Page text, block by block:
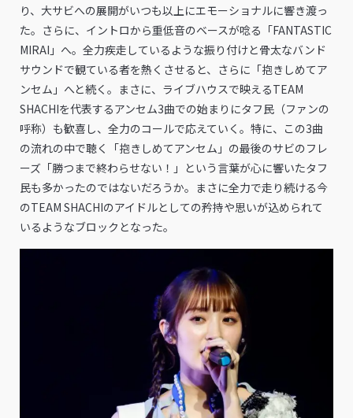
り、大サビへの展開がいつも以上にエモーショナルに響き渡っ
た。さらに、イントロから重低音のベースが唸る「FANTASTIC
MIRAI」へ。全力疾走しているような振り付けと骨太なバンド
サウンドで観ている者を熱くさせると、さらに「抱きしめてア
ンセム」へと続く。まさに、ライブハウスで映えるTEAM
SHACHIを代表するアンセム3曲での始まりにタフ民（ファンの
呼称）も歓喜し、全力のコールで応えていく。特に、この3曲
の流れの中で聴く「抱きしめてアンセム」の最後のサビのフレ
ーズ「勝つまで終わらせない！」という言葉が心に響いたタフ
民も多かったのではないだろうか。まさに全力で走り続ける今
のTEAM SHACHIのアイドルとしての矜持や思いが込められて
いるようなブロックとなった。